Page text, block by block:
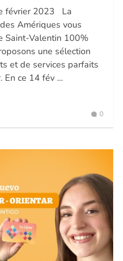
février 2023 La
Amériques vous
Saint-Valentin 100%
une sélection
et de services parfaits
En ce 14 fév ...
0